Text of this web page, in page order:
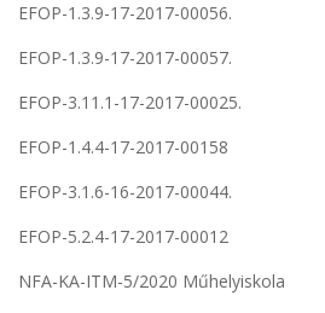
EFOP-1.3.9-17-2017-00056.
EFOP-1.3.9-17-2017-00057.
EFOP-3.11.1-17-2017-00025.
EFOP-1.4.4-17-2017-00158
EFOP-3.1.6-16-2017-00044.
EFOP-5.2.4-17-2017-00012
NFA-KA-ITM-5/2020 Műhelyiskola